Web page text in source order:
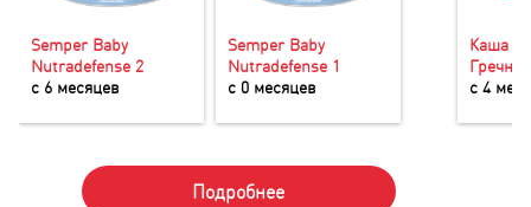
Semper Baby
Nutradefense 2
с 6 месяцев
Semper Baby
Nutradefense 1
с 0 месяцев
Подробнее
Каша
с 4